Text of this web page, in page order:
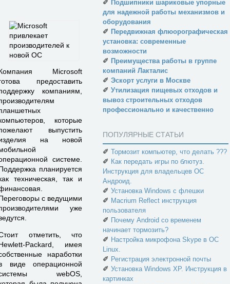
Microsoft
предоставить
компаниям,
которые
выпустить
на новой
системе.
планируется
техническая, так и
с ведущими
уже
отметить, что
Packard, имея
наработки
виде операционной
webOS,
✐ Подшипники шариковые упорные
для надежной работы механизмов и
оборудования
✐ Передвижная флюорографическая
установка: современные
возможности
✐ Преимущества работы в группе
компаний Лакталис
✐ Эскорт услуги в Москве
✐ Утилизация пищевых отходов и
вывоз строительных отходов
профессионально и качественно
ПОПУЛЯРНЫЕ СТАТЬИ
✐ Тормозит компьютер, что делать ???
✐ Как передать игры по блютуз.
Инструкция для владельцев ОС
Андроид.
✐ Установка Windows с флешки
✐ Macrium Reflect инструкция
пользователя
✐ Почему Android со временем
начинает тормозить?
✐ Настройка микрофона Skype в ОС
Linux.
✐ Регистрация электронной почты
✐ Установка Windows XP. Инструкция в
картинках